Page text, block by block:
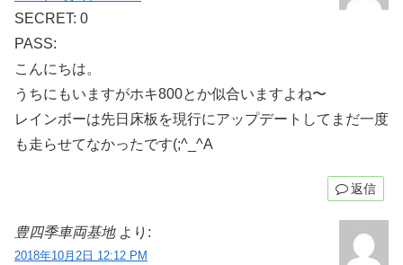
SECRET: 0
PASS:
こんにちは。
うちにもいますがホキ800とか似合いますよね〜
レインボーは先日床板を現行にアップデートしてまだ一度
も走らせてなかったです(;^_^A
返信
豊四季車両基地 より:
2018年10月2日 12:12 PM